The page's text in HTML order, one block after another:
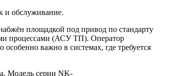
и обслуживание.
площадкой под привод по стандарту
процессами (АСУ ТП). Оператор
важно в системах, где требуется
Модель серии NK-